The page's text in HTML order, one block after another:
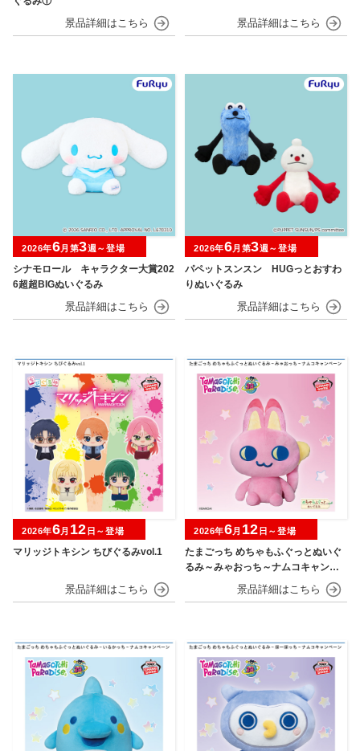
シナモロール キャラクター大賞202
6超超BIGぬいぐるみ
2026年6月第3週～登場
パペットスンスン HUGっとおすわ
りぬいぐるみ
2026年6月第3週～登場
マリッジトキシン ちびぐるみvol.1
2026年6月 12 日～登場
たまごっち めちゃもふぐっとぬいぐ
るみ～みゃおっち～ナムコキャンペ
2026年6月 12 日～登場